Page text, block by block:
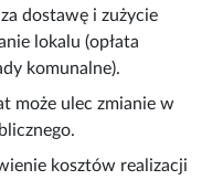
dostawę i zużycie
lokalu (opłata
komunalne).
może ulec zmianie w
kosztów realizacji